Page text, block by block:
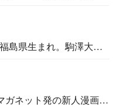
島県生まれ。駒澤大学
ガネット発の新人漫画